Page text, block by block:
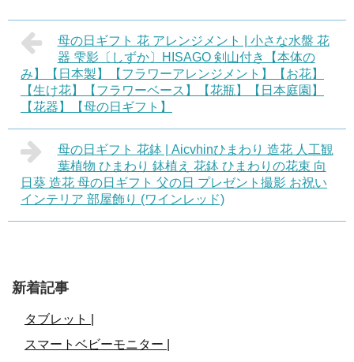
母の日ギフト 花 アレンジメント | 小さな水盤 花
器 雫影〔しずか〕HISAGO 剣山付き【本体の
み】【日本製】【フラワーアレンジメント】【お花】
【生け花】【フラワーベース】【花瓶】【日本庭園】
【花器】【母の日ギフト】
母の日ギフト 花鉢 | Aicvhinひまわり 造花 人工観
葉植物 ひまわり 鉢植え 花鉢 ひまわりの花束 向
日葵 造花 母の日ギフト 父の日 プレゼント撮影 お祝い
インテリア 部屋飾り (ワインレッド)
新着記事
タブレット |
スマートベビーモニター |